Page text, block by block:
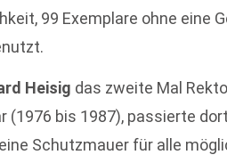
99 Exemplare ohne eine
Heisig das zweite Mal
(1976 bis 1987), passierte
Schutzmauer für alle